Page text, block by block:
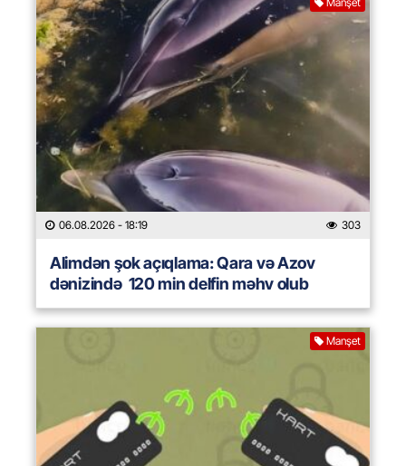
06.08.2026 - 18:19 303
Alimdən şok açıqlama: Qara və Azov
dənizində 120 min delfin məhv olub
Manşet